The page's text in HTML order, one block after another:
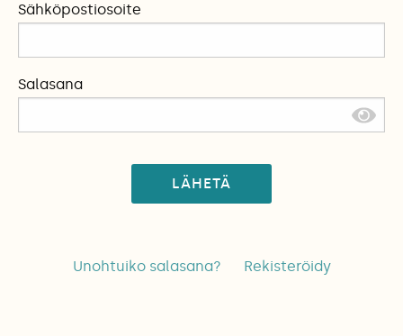
Sähköpostiosoite
Salasana
LÄHETÄ
Unohtuiko salasana? Rekisteröidy